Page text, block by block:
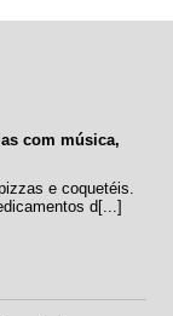
com música,
e coquetéis.
d[...]